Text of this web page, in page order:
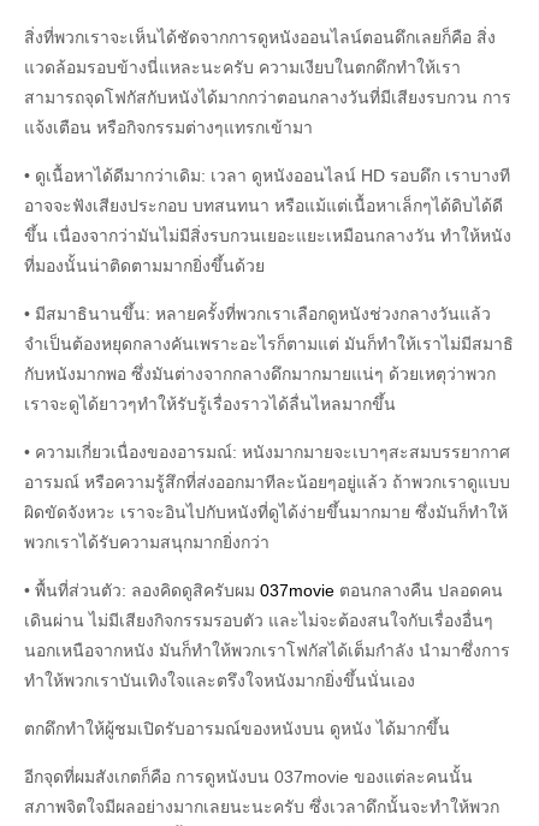
สิ่งที่พวกเราจะเห็นได้ชัดจากการดูหนังออนไลน์ตอนดึกเลยก็คือ สิ่ง
แวดล้อมรอบข้างนี่แหละนะครับ ความเงียบในตกดึกทำให้เรา
สามารถจุดโฟกัสกับหนังได้มากกว่าตอนกลางวันที่มีเสียงรบกวน การ
แจ้งเตือน หรือกิจกรรมต่างๆแทรกเข้ามา
• ดูเนื้อหาได้ดีมากว่าเดิม: เวลา ดูหนังออนไลน์ HD รอบดึก เราบางที
อาจจะฟังเสียงประกอบ บทสนทนา หรือแม้แต่เนื้อหาเล็กๆได้ดิบได้ดี
ขึ้น เนื่องจากว่ามันไม่มีสิ่งรบกวนเยอะแยะเหมือนกลางวัน ทำให้หนัง
ที่มองนั้นน่าติดตามมากยิ่งขึ้นด้วย
• มีสมาธินานขึ้น: หลายครั้งที่พวกเราเลือกดูหนังช่วงกลางวันแล้ว
จำเป็นต้องหยุดกลางคันเพราะอะไรก็ตามแต่ มันก็ทำให้เราไม่มีสมาธิ
กับหนังมากพอ ซึ่งมันต่างจากกลางดึกมากมายแน่ๆ ด้วยเหตุว่าพวก
เราจะดูได้ยาวๆทำให้รับรู้เรื่องราวได้ลื่นไหลมากขึ้น
• ความเกี่ยวเนื่องของอารมณ์: หนังมากมายจะเบาๆสะสมบรรยากาศ
อารมณ์ หรือความรู้สึกที่ส่งออกมาทีละน้อยๆอยู่แล้ว ถ้าพวกเราดูแบบ
ผิดขัดจังหวะ เราจะอินไปกับหนังที่ดูได้ง่ายขึ้นมากมาย ซึ่งมันก็ทำให้
พวกเราได้รับความสนุกมากยิ่งกว่า
• พื้นที่ส่วนตัว: ลองคิดดูสิครับผม 037movie ตอนกลางคืน ปลอดคน
เดินผ่าน ไม่มีเสียงกิจกรรมรอบตัว และไม่จะต้องสนใจกับเรื่องอื่นๆ
นอกเหนือจากหนัง มันก็ทำให้พวกเราโฟกัสได้เต็มกำลัง นำมาซึ่งการ
ทำให้พวกเราบันเทิงใจและตรึงใจหนังมากยิ่งขึ้นนั่นเอง
ตกดึกทำให้ผู้ชมเปิดรับอารมณ์ของหนังบน ดูหนัง ได้มากขึ้น
อีกจุดที่ผมสังเกตก็คือ การดูหนังบน 037movie ของแต่ละคนนั้น
สภาพจิตใจมีผลอย่างมากเลยนะนะครับ ซึ่งเวลาดึกนั้นจะทำให้พวก